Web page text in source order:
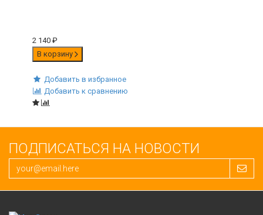
2 140 ₽
В корзину
Добавить в избранное
Добавить к сравнению
ПОДПИСАТЬСЯ НА НОВОСТИ